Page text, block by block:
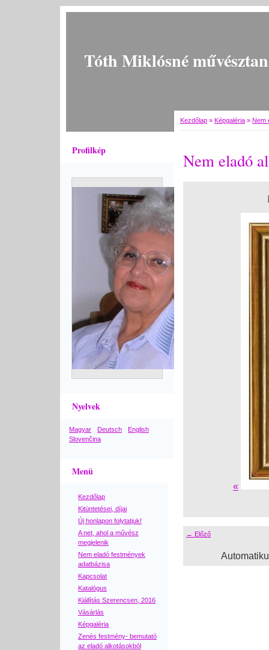
Tóth Miklósné
Profilkép
Nyelvek
Magyar Deutsch
English
Slovenčina
Menü
Kezdőlap
Kitüntetései, díjai
Új honlapon folytatjuk!
A net, ahol a művész
megjelenik
Nem eladó festmények
adatbázisa
Kapcsolat
Katalógus
Kiállítás Szerencsen, 2016
Vásárlás
Képgaléria
Zenés festmény- bemutató
az eladó alkotásokból
Kezdőlap » Képgaléria » Nem
Nem eladó
«
← Előző